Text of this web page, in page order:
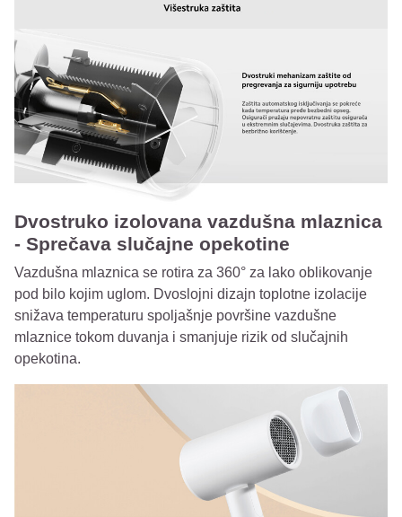
Dvostruko izolovana vazdušna mlaznica
- Sprečava slučajne opekotine
Vazdušna mlaznica se rotira za 360° za lako oblikovanje
pod bilo kojim uglom. Dvoslojni dizajn toplotne izolacije
snižava temperaturu spoljašnje površine vazdušne
mlaznice tokom duvanja i smanjuje rizik od slučajnih
opekotina.